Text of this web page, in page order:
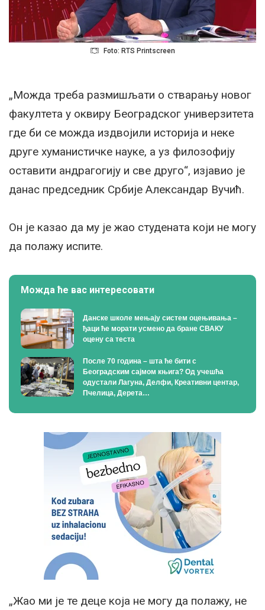
Foto: RTS Printscreen
„Можда треба размишљати о стварању новог
факултета у оквиру Београдског универзитета
где би се можда издвојили историја и неке
друге хуманистичке науке, а уз филозофију
оставити андрагогију и све друго“, изјавио је
данас председник Србије Александар Вучић.
Он је казао да му је жао студената који не могу
да полажу испите.
Можда ће вас интересовати
Данске школе мењају систем оцењивања –
ђаци ће морати усмено да бране СВАКУ
оцену са теста
После 70 година – шта ће бити с
Београдским сајмом књига? Од учешћа
одустали Лагуна, Делфи, Креативни центар,
Пчелица, Дерета…
„Жао ми је те деце која не могу да полажу, не